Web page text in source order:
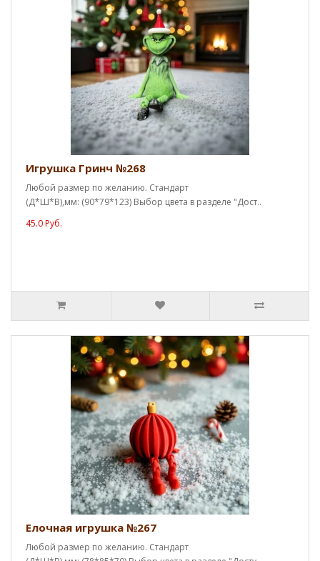
Игрушка Гринч №268
Любой размер по желанию. Стандарт
(Д*Ш*В),мм: (90*79*123) Выбор цвета в разделе "Дост..
45.0 Руб.
Елочная игрушка №267
Любой размер по желанию. Стандарт